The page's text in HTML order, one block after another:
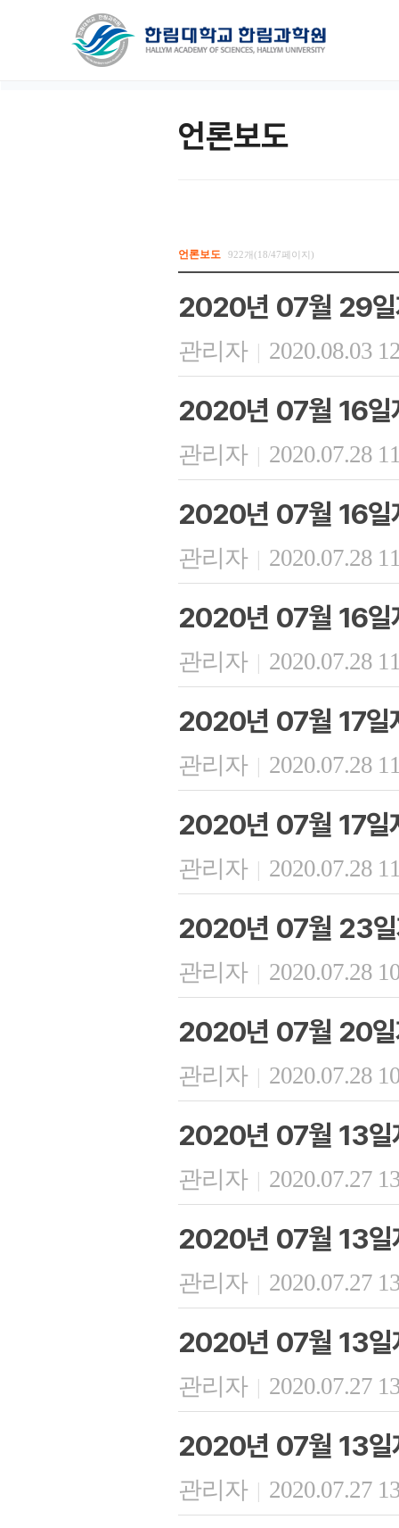
언론보도
언론보도 922개(18/47페이지)
2020년 07월 29일
관리자 | 2020.08.03
2020년 07월 16일
관리자 | 2020.07.28
2020년 07월 16일
관리자 | 2020.07.28
2020년 07월 16일
관리자 | 2020.07.28
2020년 07월 17일
관리자 | 2020.07.28
2020년 07월 17일
관리자 | 2020.07.28
2020년 07월 23일
관리자 | 2020.07.28
2020년 07월 20일
관리자 | 2020.07.28
2020년 07월 13일
관리자 | 2020.07.27
2020년 07월 13일
관리자 | 2020.07.27
2020년 07월 13일
관리자 | 2020.07.27
2020년 07월 13일
관리자 | 2020.07.27